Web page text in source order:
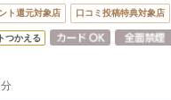
ト還元対象店 口コミ投稿特典対象店
つかえる